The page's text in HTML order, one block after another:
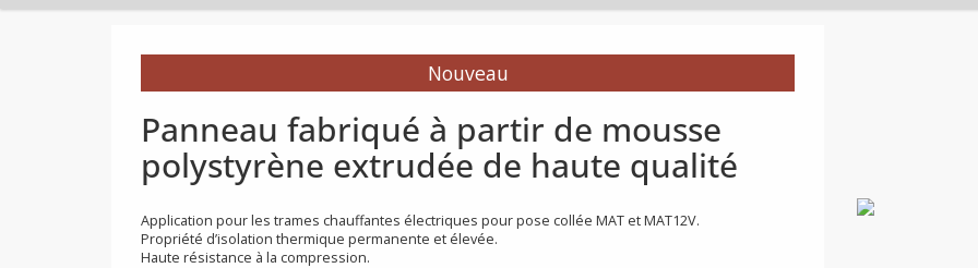
Nouveau
Panneau fabriqué à partir de mousse
polystyrène extrudée de haute qualité